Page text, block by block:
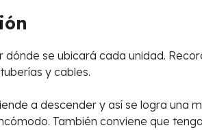
se ubicará cada unidad.
y cables.
a descender y así se logra una
También conviene que